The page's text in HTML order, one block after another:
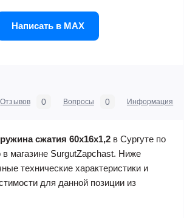
Написать в MAX
Отзывов 0 Вопросы 0 Информация
сжатия 60х16х1,2 в Сургуте по
магазине SurgutZapchast. Ниже
технические характеристики и
для данной позиции из